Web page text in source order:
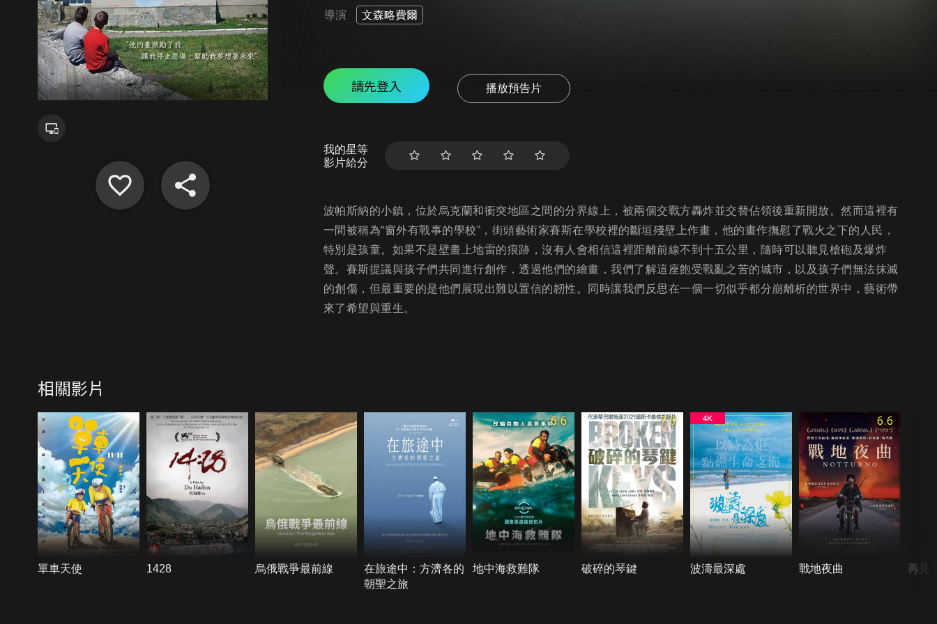
導演 文森略費爾
請先登入 播放預告片
我的星等
影片給分
波帕斯納的小鎮，位於烏克蘭和衝突地區之間的分界線上，被兩個交戰方轟炸並交替佔領後重新開放。然而這裡有
一間被稱為“窗外有戰事的學校”，街頭藝術家賽斯在學校裡的斷垣殘壁上作畫，他的畫作撫慰了戰火之下的人民，
特別是孩童。如果不是壁畫上地雷的痕跡，沒有人會相信這裡距離前線不到十五公里，隨時可以聽見槍砲及爆炸
聲。賽斯提議與孩子們共同進行創作，透過他們的繪畫，我們了解這座飽受戰亂之苦的城市，以及孩子們無法抹滅
的創傷，但最重要的是他們展現出難以置信的韌性。同時讓我們反思在一個一切似乎都分崩離析的世界中，藝術帶
來了希望與重生。
相關影片
單車天使 1428 烏俄戰爭最前線
在旅途中：方濟各的
朝聖之旅
6.6
地中海救難隊
7.0
破碎的琴鍵 波濤最深處
6.6
戰地夜曲 再見